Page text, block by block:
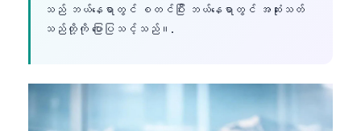
သည် ဘယ်နေရာတွင် စတင်ပြီး ဘယ်နေရာတွင် အဆုံးသတ်
သည်တို့ကို ပြောပြသင့်သည်။.
Eesti
Čeština
ქართული